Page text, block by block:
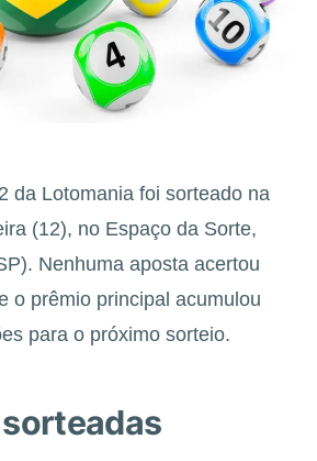
da Lotomania foi sorteado na
(12), no Espaço da Sorte,
Nenhuma aposta acertou
o prêmio principal acumulou
para o próximo sorteio.